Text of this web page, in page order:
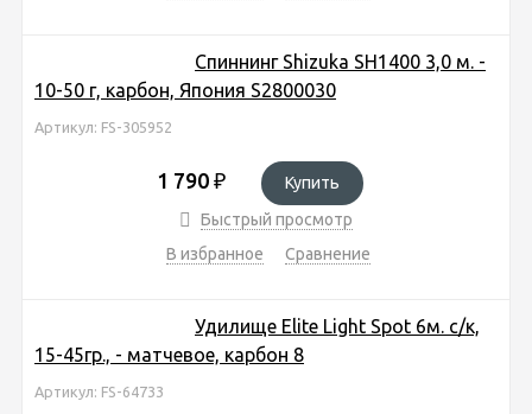
Спиннинг Shizuka SH1400 3,0 м. -
10-50 г, карбон, Япония S2800030
Артикул: FS-305952
1 790 ₽
Купить
Быстрый просмотр
В избранное
Сравнение
Удилище Elite Light Spot 6м. с/к,
15-45гр., - матчевое, карбон 8
Артикул: FS-64733